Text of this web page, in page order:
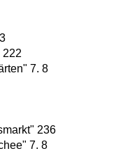
222
7. 8
236
7. 8